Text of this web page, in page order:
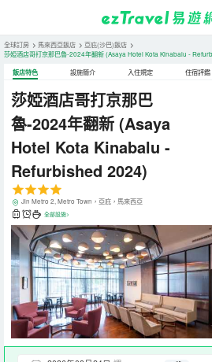
全球訂房 > 馬來西亞飯店 > 亞庇(沙巴)飯店 >
莎婭酒店哥打京那巴魯-2024年翻新(Asaya Hotel Kota Kinabalu -
飯店特色 設施簡介 入住規定 住宿評鑑
莎婭酒店哥打京那巴
魯-2024年翻新 (Asaya
Hotel Kota Kinabalu -
Refurbished 2024)
Jln Metro 2, Metro Town，亞庇，馬來西亞
全部設施>